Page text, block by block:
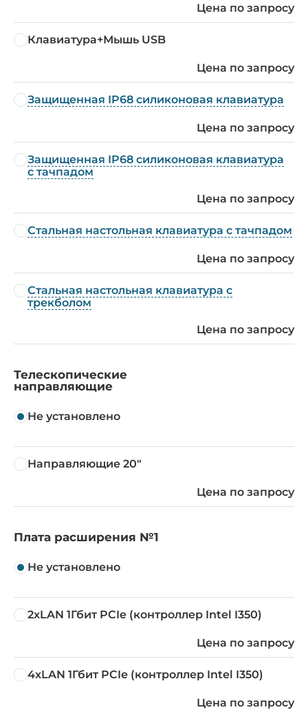
Цена по запросу
Клавиатура+Мышь USB
Цена по запросу
Защищенная IP68 силиконовая клавиатура
Цена по запросу
Защищенная IP68 силиконовая клавиатура
с тачпадом
Цена по запросу
Стальная настольная клавиатура с тачпадом
Цена по запросу
Стальная настольная клавиатура с
трекболом
Цена по запросу
Телескопические
направляющие
Не установлено
Направляющие 20"
Цена по запросу
Плата расширения №1
Не установлено
2xLAN 1Гбит PCIe (контроллер Intel I350)
Цена по запросу
4xLAN 1Гбит PCIe (контроллер Intel I350)
Цена по запросу